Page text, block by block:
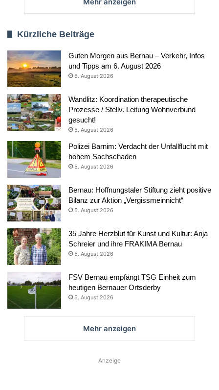
Kürzliche Beiträge
Guten Morgen aus Bernau – Verkehr, Infos
und Tipps am 6. August 2026
6. August 2026
Wandlitz: Koordination therapeutische
Prozesse / Stellv. Leitung Wohnverbund
gesucht!
5. August 2026
Polizei Barnim: Verdacht der Unfallflucht mit
hohem Sachschaden
5. August 2026
Bernau: Hoffnungstaler Stiftung zieht positive
Bilanz zur Aktion „Vergissmeinnicht“
5. August 2026
35 Jahre Herzblut für Kunst und Kultur: Anja
Schreier und ihre FRAKIMA Bernau
5. August 2026
FSV Bernau empfängt TSG Einheit zum
heutigen Bernauer Ortsderby
5. August 2026
Mehr anzeigen
Anzeige